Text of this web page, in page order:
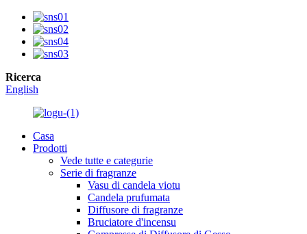
Ricerca
English
Casa
Prodotti
Vede tutte e categurie
Serie di fragranze
Vasu di candela viotu
Candela prufumata
Diffusore di fragranze
Bruciatore d'incensu